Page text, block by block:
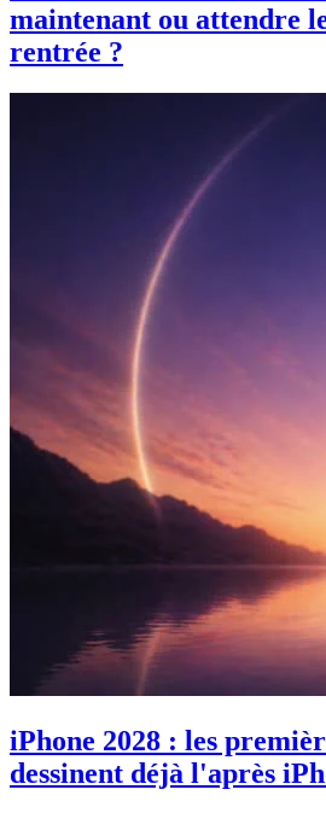
maintenant ou attendre
rentrée ?
iPhone 2028 : les
dessinent déjà l'après